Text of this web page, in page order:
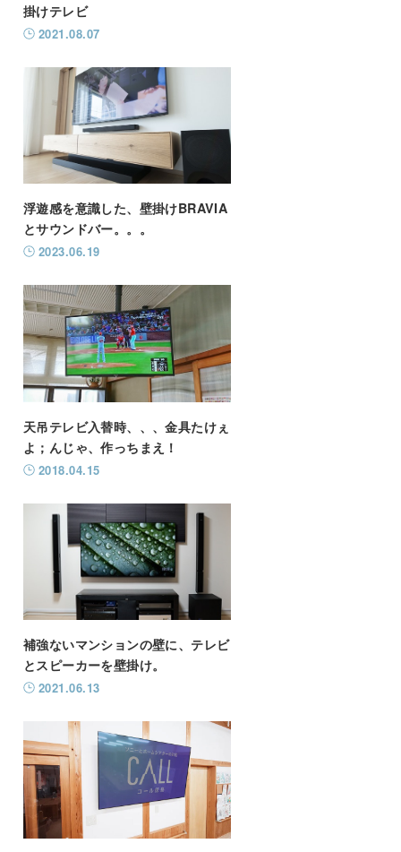
掛けテレビ
2021.08.07
浮遊感を意識した、壁掛けBRAVIA
とサウンドバー。。。
2023.06.19
天吊テレビ入替時、、、金具たけぇ
よ；んじゃ、作っちまえ！
2018.04.15
補強ないマンションの壁に、テレビ
とスピーカーを壁掛け。
2021.06.13